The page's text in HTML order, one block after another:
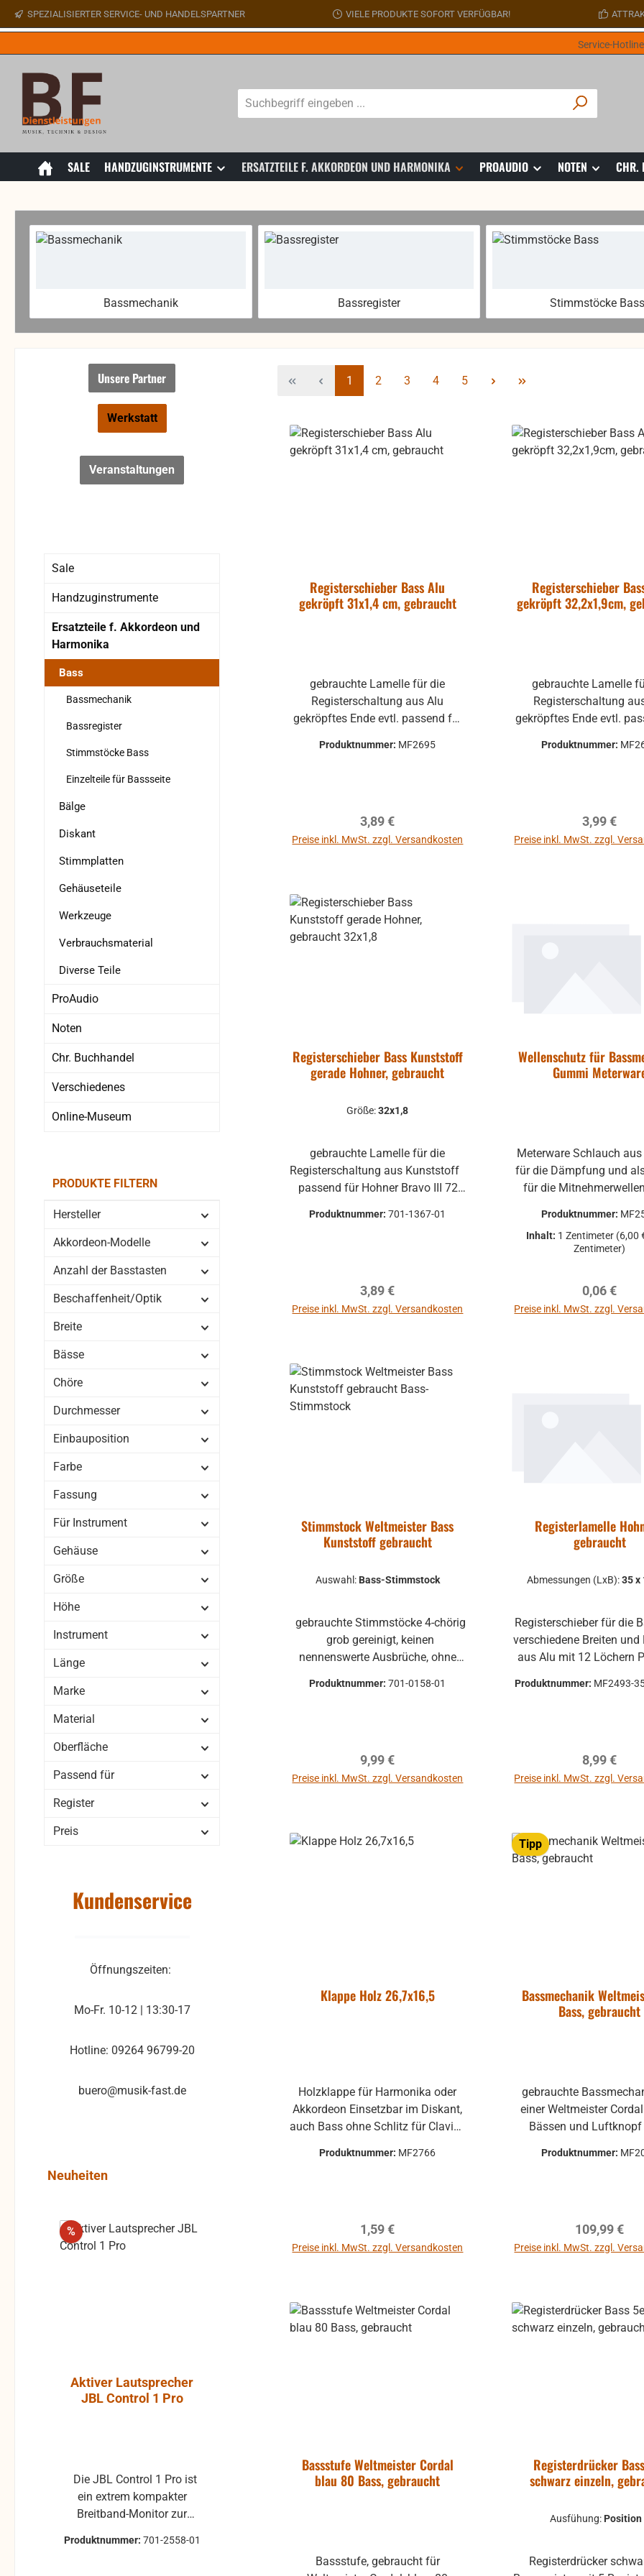
Hauptinhalt springen
Zur Suche springen
Zur Hauptnavigation springen
SPEZIALISIERTER SERVICE- UND HANDELSPARTNER VIELE PRODUKTE SOFORT VERFÜGBAR!
Service-Hotline
SALE HANDZUGINSTRUMENTE ERSATZTEILE F. AKKORDEON UND HARMONIKA PROAUDIO NOTEN CHR.
Bassmechanik Bassregister Stimmstöcke Bass
Unsere Partner
Werkstatt
Veranstaltungen
Sale
Handzuginstrumente
Ersatzteile f. Akkordeon und
Harmonika
Bass
Bassmechanik
Bassregister
Stimmstöcke Bass
Einzelteile für Bassseite
Bälge
Diskant
Stimmplatten
Gehäuseteile
Werkzeuge
Verbrauchsmaterial
Diverse Teile
ProAudio
Noten
Chr. Buchhandel
Verschiedenes
Online-Museum
PRODUKTE FILTERN
Hersteller
Akkordeon-Modelle
Anzahl der Basstasten
Beschaffenheit/Optik
Breite
Bässe
Chöre
Durchmesser
Einbauposition
Farbe
Fassung
Für Instrument
Gehäuse
Größe
Höhe
Instrument
Länge
Marke
Material
Oberfläche
Passend für
Register
Preis
Kundenservice
Öffnungszeiten:
Mo-Fr. 10-12 | 13:30-17
Hotline: 09264 96799-20
buero@musik-fast.de
Produktgalerie überspringen
Neuheiten
%Rabatt
Aktiver Lautsprecher
JBL Control 1 Pro
ein extrem kompakter
Breitband-Monitor zur
Produktnummer: 701-2558-01
Modelle, z.B. Atlantic, Lucia,
Seite
1 Seite
2 Seite
3 Seite
4 Seite
5
Registerschieber Bass Alu
gekröpft 31x1,4 cm, gebraucht
gebrauchte Lamelle für die
Registerschaltung aus Alu
gekröpftes Ende evtl. passend für
Produktnummer: MF2695
Regulärer Preis:
3,89 €
Preise inkl. MwSt. zzgl. Versandkosten
Registerschieber
gekröpft 32,2x1,9cm,
gebrauchte Lamelle
Registerschaltung
gekröpftes Ende evtl. passend für
Produktnummer:
Regulärer
3,99 €
Preise inkl. MwSt. zzgl.
Registerschieber Bass Kunststoff
gerade Hohner, gebraucht
Größe:32x1,8
gebrauchte Lamelle für die
Registerschaltung aus Kunststoff
passend für Hohner Bravo III 72,
Produktnummer:701-1367-01
Regulärer Preis:
3,89 €
Preise inkl. MwSt. zzgl. Versandkosten
Wellenschutz für
Gummi
Meterware Schlauch
für die Dämpfung und
für die
Zuschneiden
Produktnummer:
Inhalt: 1 Zentimeter (6,00
Zentimeter)
Regulärer
0,06 €
Preise inkl. MwSt. zzgl.
Stimmstock Weltmeister Bass
Kunststoff gebraucht
Auswahl: Bass-Stimmstock
grob gereinigt, keinen
nennenswerte Ausbrüche, ohne
können optische Beschädigungen
haben, leichte Verformungen,
Unklarheiten vorher Absprechen
Produktnummer:701-0158-01
Regulärer Preis:
9,99 €
Preise inkl. MwSt. zzgl. Versandkosten
Registerlamelle
gebraucht
Abmessungen (LxB):35 x
Registerschieber für die
verschiedene Breiten und
aus Alu mit 12 Löchern Passend
Produktnummer: MF2493-
Regulärer
8,99 €
Preise inkl. MwSt. zzgl.
Klappe Holz 26,7x16,5
Holzklappe für Harmonika oder
Akkordeon Einsetzbar im Diskant,
auch Bass ohne Schlitz für Clavis
Produktnummer: MF2766
Regulärer Preis:
1,59 €
Preise inkl. MwSt. zzgl. Versandkosten
Tipp
Bassmechanik
Bass, gebraucht
gebrauchte
einer Weltmeister Cordal mit 80
Bässen und Luftknopf
Weltmeister. Funktion
gewährleistet Garantie und
angepasst werden
einzelnen Abständen
entsprechender Kenntnis
Mechanik wieder in Gang
Produktnummer:
Regulärer
109,99 €
Preise inkl. MwSt. zzgl.
Bassstufe Weltmeister Cordal
blau 80 Bass, gebraucht
Bassstufe, gebraucht für
Registerdrücker
schwarz einzeln,
Ausfühung: Position
Registerdrücker